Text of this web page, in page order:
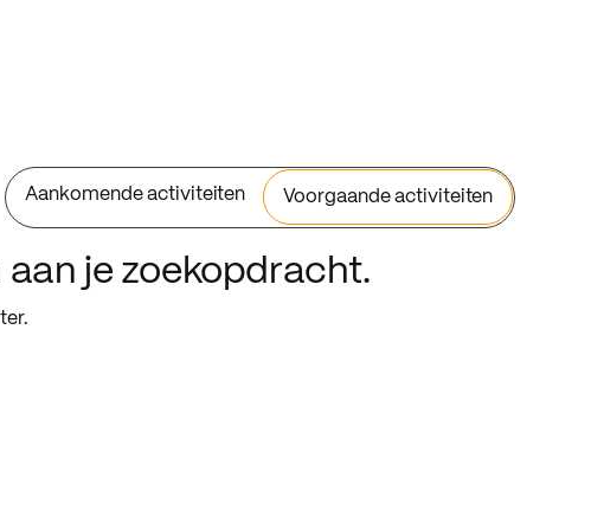
Aankomende activiteiten Voorgaande activiteiten
je zoekopdracht.